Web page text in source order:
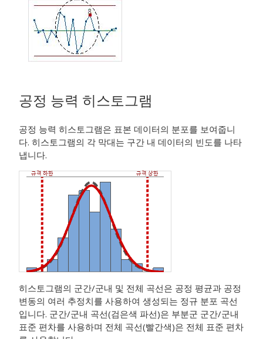
공정 능력 히스토그램
공정 능력 히스토그램은 표본 데이터의 분포를 보여줍니
다. 히스토그램의 각 막대는 구간 내 데이터의 빈도를 나타
냅니다.
히스토그램의 군간/군내 및 전체 곡선은 공정 평균과 공정
변동의 여러 추정치를 사용하여 생성되는 정규 분포 곡선
입니다. 군간/군내 곡선(검은색 파선)은 부분군 군간/군내
표준 편차를 사용하며 전체 곡선(빨간색)은 전체 표준 편차